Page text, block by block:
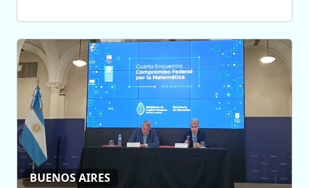
BUENOS AIRES